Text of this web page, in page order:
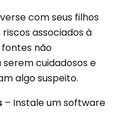
com seus filhos
associados à
não
cuidadosos e
algo suspeito.
– Instale um software